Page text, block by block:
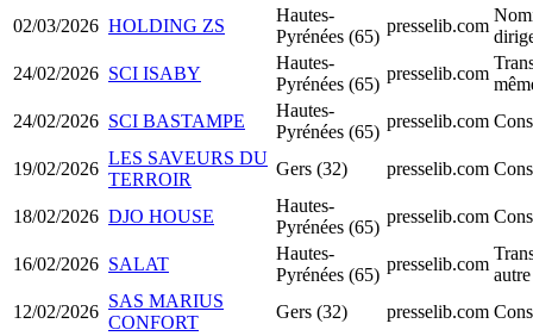
02/03/2026 HOLDING ZS
Hautes-
Pyrénées (65)
presselib.com
24/02/2026 SCI ISABY
Hautes-
Pyrénées (65)
presselib.com
24/02/2026 SCI BASTAMPE
Hautes-
Pyrénées (65)
presselib.com
19/02/2026
LES SAVEURS DU
TERROIR
Gers (32) presselib.com
18/02/2026 DJO HOUSE
Hautes-
Pyrénées (65)
presselib.com
16/02/2026 SALAT
Hautes-
Pyrénées (65)
presselib.com
12/02/2026
SAS MARIUS
CONFORT
Gers (32) presselib.com